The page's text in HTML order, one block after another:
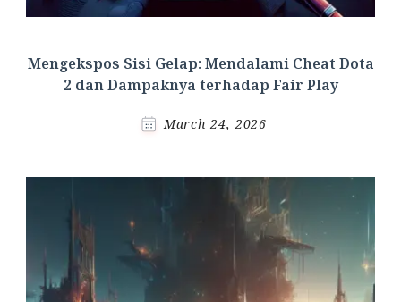
Mengekspos Sisi Gelap: Mendalami Cheat Dota
2 dan Dampaknya terhadap Fair Play
March 24, 2026